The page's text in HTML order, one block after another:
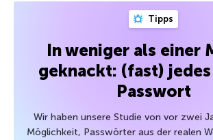
Tipps
In weniger als einer
geknackt: (fast)
Passwort
Wir haben unsere Studie von vor zwei
Möglichkeit, Passwörter aus der realen